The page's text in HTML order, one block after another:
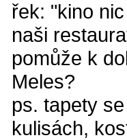
řek: "kino
naši
pomůže k
Meles?
ps. tapety
kulisách,